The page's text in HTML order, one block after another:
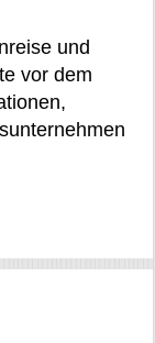
und
vor dem